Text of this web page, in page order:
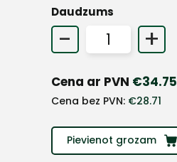
Daudzums
- +
Cena ar PVN €34.75
Cena bez PVN: €28.71
Pievienot grozam